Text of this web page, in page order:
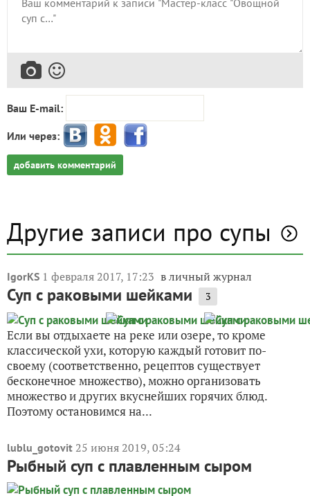
Ваш E-mail:
Или через:
добавить комментарий
Другие записи про супы
IgorKS 1 февраля 2017, 17:23 в личный журнал
Суп с раковыми шейками 3
Если вы отдыхаете на реке или озере, то кроме
классической ухи, которую каждый готовит по-
своему (соответственно, рецептов существует
бесконечное множество), можно организовать
множество и других вкуснейших горячих блюд.
Поэтому остановимся на...
lublu_gotovit 25 июня 2019, 05:24
Рыбный суп с плавленным сыром